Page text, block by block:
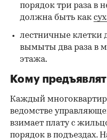
порядок три раза в
должна быть как
лестничные
вымыты два раза в
этажа.
Кому
Каждый
ведомстве
взимает плату с
порядок в подъездах.